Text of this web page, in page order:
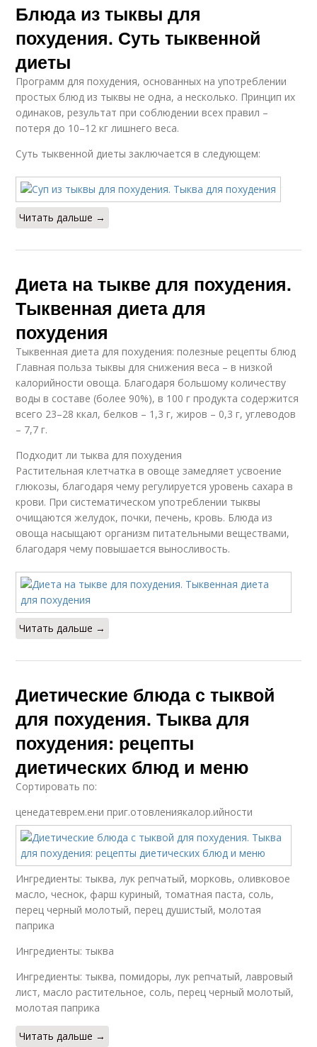
Блюда из тыквы для
похудения. Суть тыквенной
диеты
Программ для похудения, основанных на употреблении
простых блюд из тыквы не одна, а несколько. Принцип их
одинаков, результат при соблюдении всех правил –
потеря до 10–12 кг лишнего веса.
Суть тыквенной диеты заключается в следующем:
Читать дальше →
Диета на тыкве для похудения.
Тыквенная диета для
похудения
Тыквенная диета для похудения: полезные рецепты блюд
Главная польза тыквы для снижения веса – в низкой
калорийности овоща. Благодаря большому количеству
воды в составе (более 90%), в 100 г продукта содержится
всего 23–28 ккал, белков – 1,3 г, жиров – 0,3 г, углеводов
– 7,7 г.
Подходит ли тыква для похудения
Растительная клетчатка в овоще замедляет усвоение
глюкозы, благодаря чему регулируется уровень сахара в
крови. При систематическом употреблении тыквы
очищаются желудок, почки, печень, кровь. Блюда из
овоща насыщают организм питательными веществами,
благодаря чему повышается выносливость.
Читать дальше →
Диетические блюда с тыквой
для похудения. Тыква для
похудения: рецепты
диетических блюд и меню
Сортировать по:
ценедатеврем.ени приг.отовлениякалор.ийности
Ингредиенты: тыква, лук репчатый, морковь, оливковое
масло, чеснок, фарш куриный, томатная паста, соль,
перец черный молотый, перец душистый, молотая
паприка
Ингредиенты: тыква
Ингредиенты: тыква, помидоры, лук репчатый, лавровый
лист, масло растительное, соль, перец черный молотый,
молотая паприка
Читать дальше →